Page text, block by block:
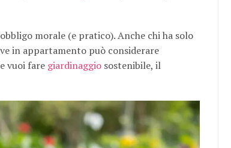
morale (e pratico). Anche chi ha solo
in appartamento può considerare
vuoi fare giardinaggio sostenibile, il